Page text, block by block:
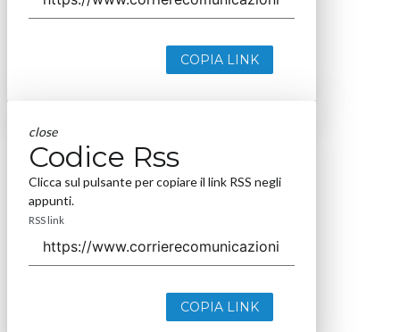
COPIA LINK
close
Codice Rss
Clicca sul pulsante per copiare il link RSS negli
appunti.
RSS link
COPIA LINK